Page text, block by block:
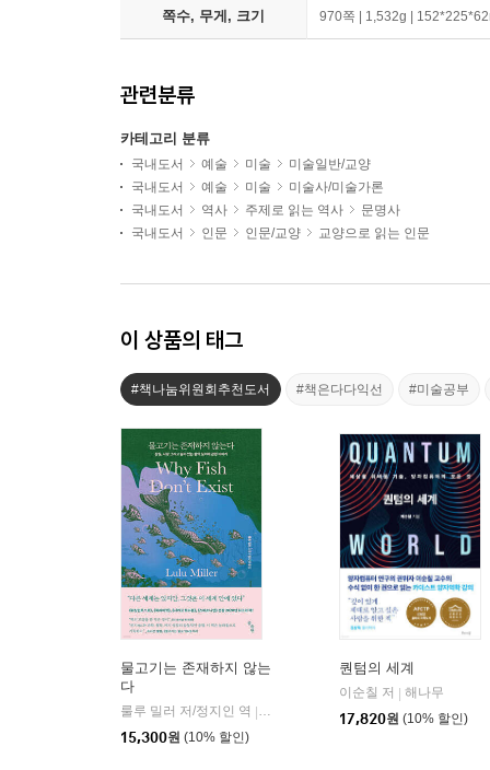
쪽수, 무게, 크기 970쪽 | 1,532g |
관련분류
카테고리 분류
국내도서 예술 미술
미술일반/교양
국내도서
예술 미술
미술사/미술가론
국내도서
역사 주제로 읽는 역사
문명사
국내도서
인문 인문/교양 교양으로 읽는 인문
이 상품의 태그
#책나눔위원회추천도서 #책은다다익선 #미술공부
물고기는 존재하지 않는
다
룰루 밀러 저/정지인 역
곰출판
15,300원 (10% 할인)
퀀텀의 세계
이순칠 저
해나무
17,820원 (10% 할인)